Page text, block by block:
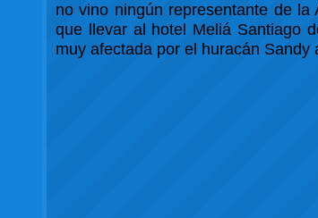
no vino ningún representante de
que llevar al hotel Meliá Santiago
muy afectada por el huracán